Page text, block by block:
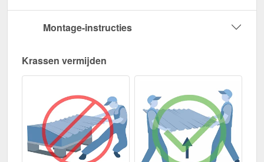
Montage-instructies
Krassen vermijden